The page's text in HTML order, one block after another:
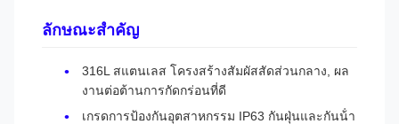
ลักษณะสําคัญ
316L สแตนเลส โครงสร้างสัมผัสสัดส่วนกลาง, ผล
งานต่อต้านการกัดกร่อนที่ดี
เกรดการป้องกันอุตสาหกรรม IP63 กันฝุ่นและกันน้ํา